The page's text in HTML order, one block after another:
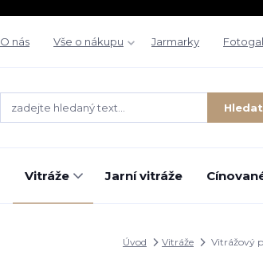
O nás Vše o nákupu Jarmarky
Hledat
Vitráže Jarní vitráže
Úvod Vitráže Vitrážový